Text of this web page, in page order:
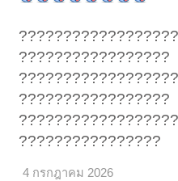
?????????????????
?????????????????
????????????????
4 กรกฎาคม 2026